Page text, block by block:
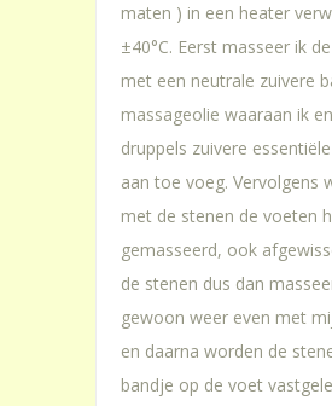
maten ) in een heater
±40°C. Eerst masseer ik
met een neutrale zuivere
massageolie waaraan ik
druppels zuivere
aan toe voeg. Vervolgens
met de stenen de voeten
gemasseerd, ook
de stenen dus dan
gewoon weer even met
en daarna worden de
bandje op de voet